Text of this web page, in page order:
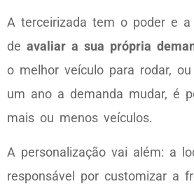
A terceirizada tem o poder e a
de avaliar a sua própria
o melhor veículo para rodar,
um ano a demanda mudar, é
mais ou menos veículos.
A personalização vai além: a
responsável por customizar a